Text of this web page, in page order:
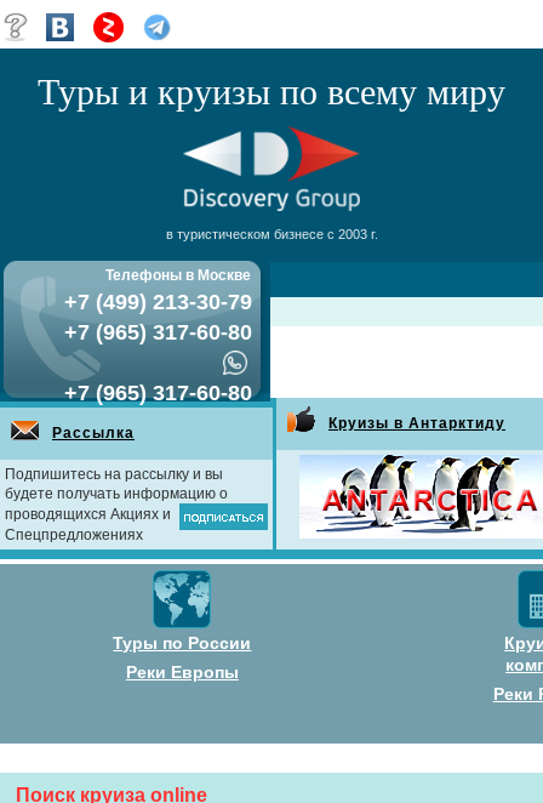
Туры и круизы по всему миру
в туристическом бизнесе с 2003 г.
Телефоны в Москве
+7 (499) 213-30-79
+7 (965) 317-60-80
+7 (965) 317-60-80
Рассылка
Подпишитесь на рассылку и вы
будете получать информацию о
проводящихся Акциях и
Спецпредложениях
Круизы в Антарктиду
Туры по России
Реки Европы
Реки
Поиск круиза online